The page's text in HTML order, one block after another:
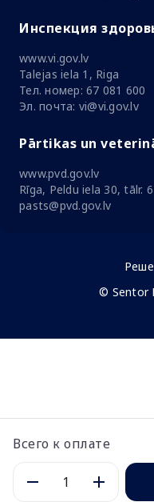
Всего к оплате
Инспекция
www.vi.gov.lv
Talejas iela 1, Riga
Тел. номер: 67 081 600
Эл. почта: vi@vi.gov.lv
Pārtikas un
www.pvd.gov.lv
Rīga, Peldu iela 30, tālr.
pasts@pvd.gov.lv
© Sentor